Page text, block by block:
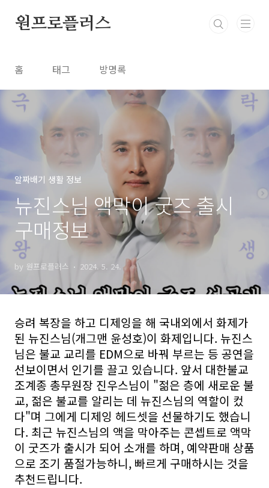
원프로플러스
홈 태그 방명록
알짜배기 생활 정보
뉴진스님 액막이 굿즈 출시
구매정보
by 원프로플러스 2024. 5. 24.
승려 복장을 하고 디제잉을 해 국내외에서 화제가
된 뉴진스님(개그맨 윤성호)이 화제입니다. 뉴진스
님은 불교 교리를 EDM으로 바꿔 부르는 등 공연을
선보이면서 인기를 끌고 있습니다. 앞서 대한불교
조계종 총무원장 진우스님이 "젊은 층에 새로운 불
교, 젊은 불교를 알리는 데 뉴진스님의 역할이 컸
다"며 그에게 디제잉 헤드셋을 선물하기도 했습니
다. 최근 뉴진스님의 액을 막아주는 콘셉트로 액막
이 굿즈가 출시가 되어 소개를 하며, 예약판매 상품
으로 조기 품절가능하니, 빠르게 구매하시는 것을
추천드립니다.